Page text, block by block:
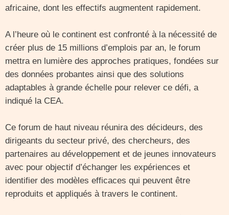
africaine, dont les effectifs augmentent rapidement.
A l’heure où le continent est confronté à la nécessité de
créer plus de 15 millions d’emplois par an, le forum
mettra en lumière des approches pratiques, fondées sur
des données probantes ainsi que des solutions
adaptables à grande échelle pour relever ce défi, a
indiqué la CEA.
Ce forum de haut niveau réunira des décideurs, des
dirigeants du secteur privé, des chercheurs, des
partenaires au développement et de jeunes innovateurs
avec pour objectif d’échanger les expériences et
identifier des modèles efficaces qui peuvent être
reproduits et appliqués à travers le continent.